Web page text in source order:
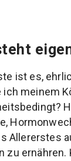
ist es,
ich meinem
Allererstes
zu